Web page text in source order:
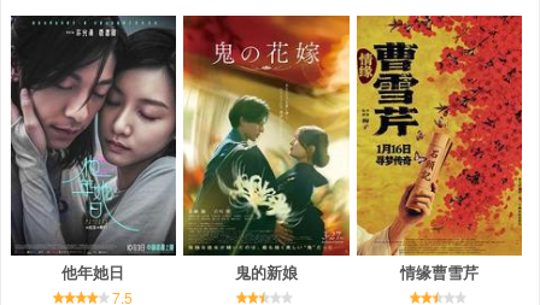
他年她日
7.5
鬼的新娘 情缘曹雪芹